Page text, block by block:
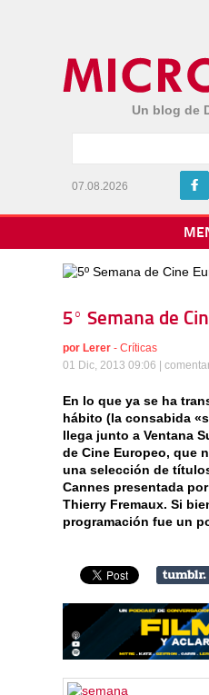
Un blog de
07.08.2026
5º Semana de
por Lerer - Críticas
01 Dic, 2013 09:06 |
En lo que ya se ha
hábito (la consabida
llega junto a Ventana
de Cine Europeo, que
una selección de
Cannes presentada
Thierry Fremaux. Si
programación fue un